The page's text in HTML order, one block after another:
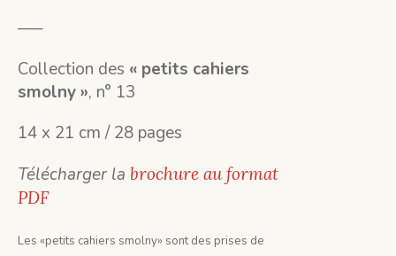
—–
Collection des « petits cahiers
smolny », n° 13
14 x 21 cm / 28 pages
Télécharger la brochure au format
PDF
Les «petits cahiers smolny» sont des prises de